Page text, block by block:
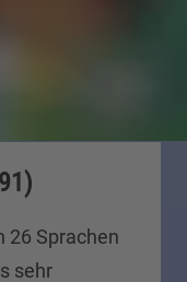
26 Sprachen
sehr